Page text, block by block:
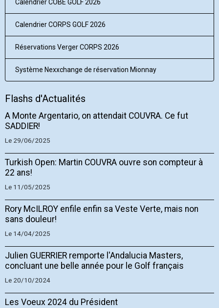
Calendrier COBE GOLF 2026
Calendrier CORPS GOLF 2026
Réservations Verger CORPS 2026
Système Nexxchange de réservation Mionnay
Flashs d'Actualités
A Monte Argentario, on attendait COUVRA. Ce fut
SADDIER!
Le 29/06/2025
Turkish Open: Martin COUVRA ouvre son compteur à
22 ans!
Le 11/05/2025
Rory McILROY enfile enfin sa Veste Verte, mais non
sans douleur!
Le 14/04/2025
Julien GUERRIER remporte l'Andalucia Masters,
concluant une belle année pour le Golf français
Le 20/10/2024
Les Voeux 2024 du Président